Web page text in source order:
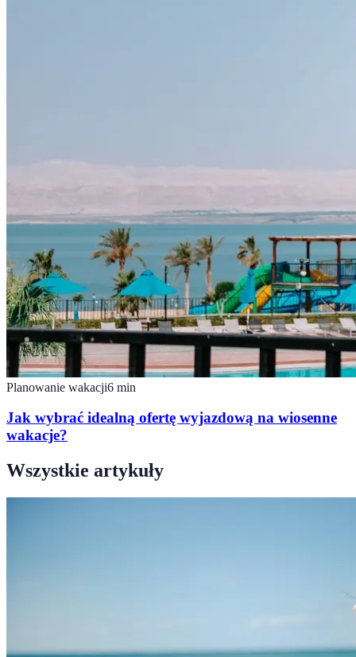
Planowanie wakacji6 min
Jak wybrać idealną ofertę wyjazdową na wiosenne
wakacje?
Wszystkie artykuły